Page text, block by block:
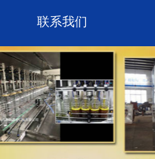
联系我们